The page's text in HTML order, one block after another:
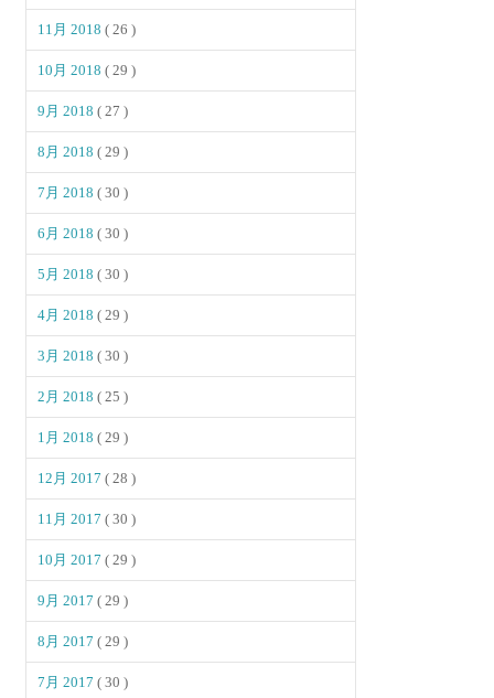
11月 2018( 26 )
10月 2018( 29 )
9月 2018( 27 )
8月 2018( 29 )
7月 2018( 30 )
6月 2018( 30 )
5月 2018( 30 )
4月 2018( 29 )
3月 2018( 30 )
2月 2018( 25 )
1月 2018( 29 )
12月 2017( 28 )
11月 2017( 30 )
10月 2017( 29 )
9月 2017( 29 )
8月 2017( 29 )
7月 2017( 30 )